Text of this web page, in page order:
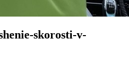
skorosti-v-